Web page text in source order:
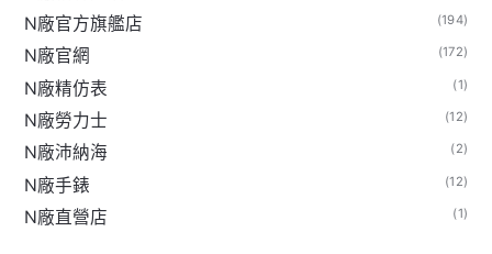
N廠官方旗艦店 (194)
N廠官網 (172)
N廠精仿表 (1)
N廠勞力士 (12)
N廠沛納海 (2)
N廠手錶 (12)
N廠直營店 (1)